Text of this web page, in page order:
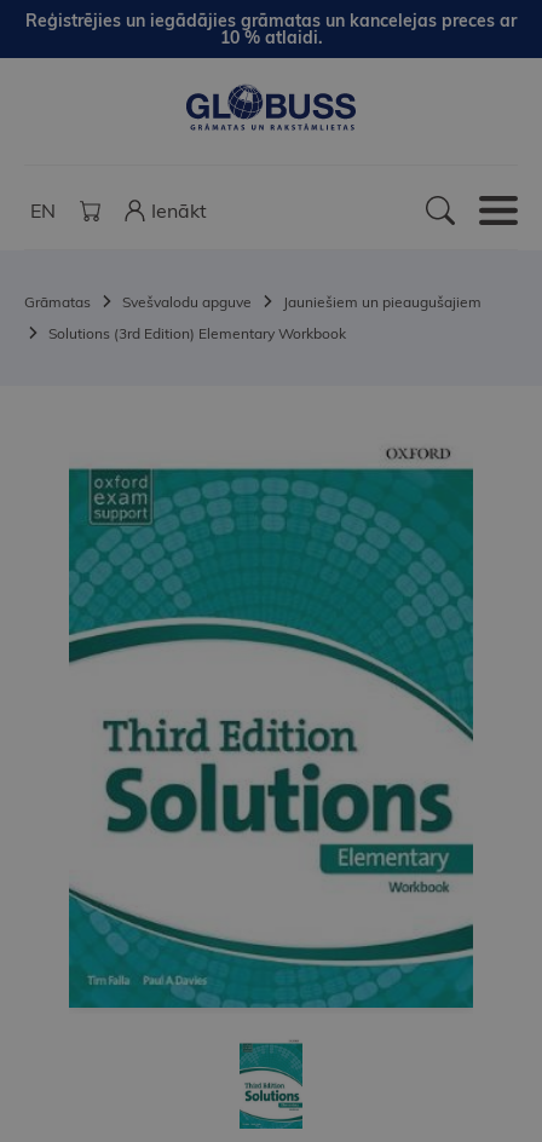
Reģistrējies un iegādājies grāmatas un kancelejas preces ar
10 % atlaidi.
EN Ienākt
Grāmatas Svešvalodu apguve
Jauniešiem un pieaugušajiem
Solutions (3rd Edition) Elementary Workbook